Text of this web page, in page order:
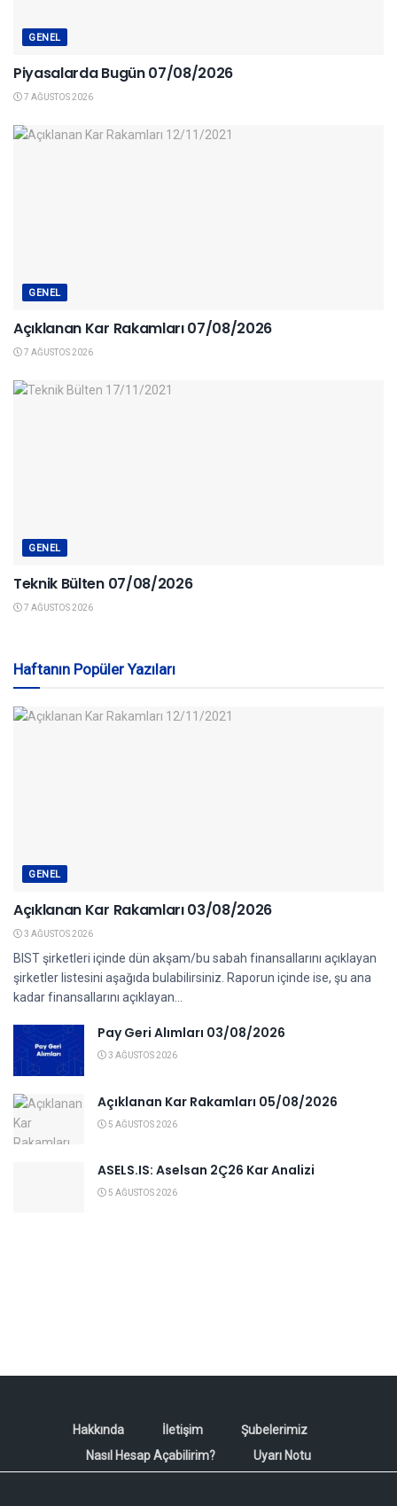
GENEL
Piyasalarda Bugün 07/08/2026
7 AĞUSTOS 2026
GENEL
Açıklanan Kar Rakamları 07/08/2026
7 AĞUSTOS 2026
GENEL
Teknik Bülten 07/08/2026
7 AĞUSTOS 2026
Haftanın Popüler Yazıları
GENEL
Açıklanan Kar Rakamları 03/08/2026
3 AĞUSTOS 2026
BIST şirketleri içinde dün akşam/bu sabah finansallarını açıklayan
şirketler listesini aşağıda bulabilirsiniz. Raporun içinde ise, şu ana
kadar finansallarını açıklayan...
Pay Geri Alımları 03/08/2026
3 AĞUSTOS 2026
Açıklanan Kar Rakamları 05/08/2026
5 AĞUSTOS 2026
ASELS.IS: Aselsan 2Ç26 Kar Analizi
5 AĞUSTOS 2026
Hakkında İletişim
Şubelerimiz
Nasıl Hesap Açabilirim?
Uyarı Notu